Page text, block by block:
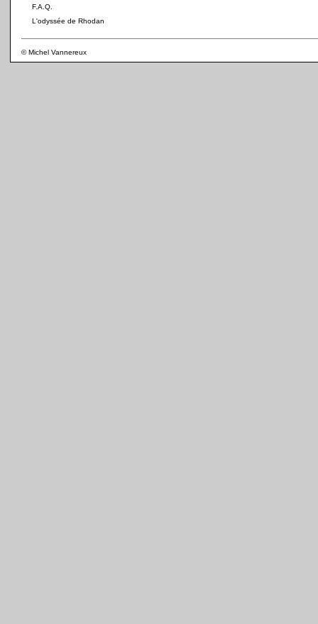
F.A.Q.
L'odyssée de Rhodan
© Michel Vannereux